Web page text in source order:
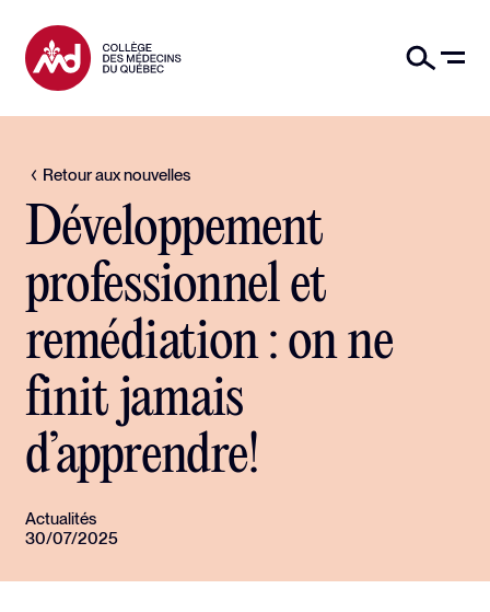
Retour aux nouvelles
Développement
professionnel et
remédiation : on ne
finit jamais
d’apprendre!
Actualités
30/07/2025